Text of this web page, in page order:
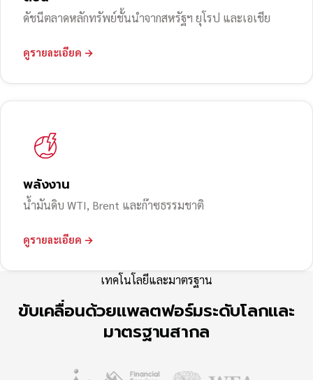
ดัชนีตลาดหลักทรัพย์ชั้นนำจากสหรัฐฯ ยุโรป และเอเชีย
ดูรายละเอียด →
พลังงาน
น้ำมันดิบ WTI, Brent และก๊าซธรรมชาติ
ดูรายละเอียด →
เทคโนโลยีและมาตรฐาน
ขับเคลื่อนด้วยแพลตฟอร์มระดับโลกและ
มาตรฐานสากล